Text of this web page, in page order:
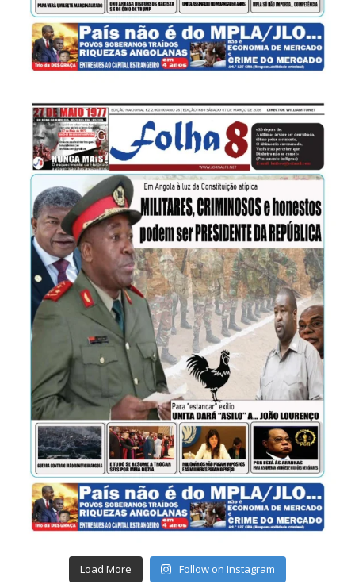
Load More Follow on Instagram